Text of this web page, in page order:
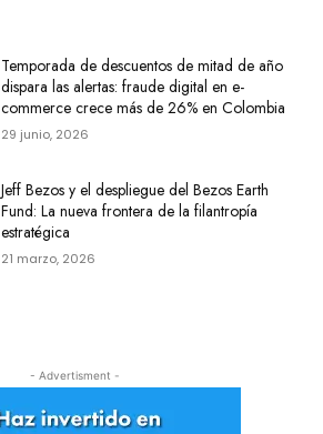
Temporada de descuentos de mitad de año
dispara las alertas: fraude digital en e-
commerce crece más de 26% en Colombia
29 junio, 2026
Jeff Bezos y el despliegue del Bezos Earth
Fund: La nueva frontera de la filantropía
estratégica
21 marzo, 2026
- Advertisment -